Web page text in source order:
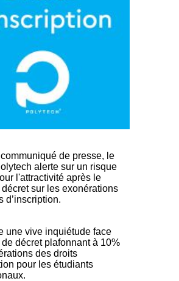
de presse, le
alerte sur un risque
l'attractivité après le
sur les exonérations
d’inscription.
une vive inquiétude face
décret plafonnant à 10%
des droits
pour les étudiants